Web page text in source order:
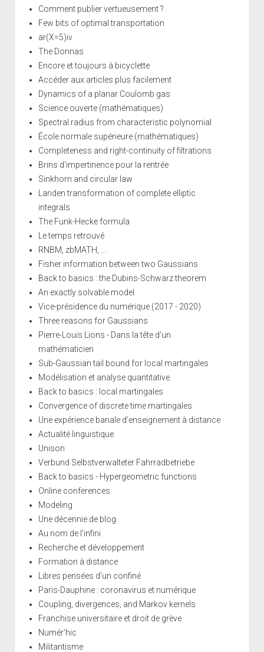
Comment publier vertueusement ?
Few bits of optimal transportation
ar(X=5)iv
The Donnas
Encore et toujours à bicyclette
Accéder aux articles plus facilement
Dynamics of a planar Coulomb gas
Science ouverte (mathématiques)
Spectral radius from characteristic polynomial
École normale supérieure (mathématiques)
Completeness and right-continuity of filtrations
Brins d'impertinence pour la rentrée
Sinkhorn and circular law
Landen transformation of complete elliptic
integrals
The Funk-Hecke formula
Le temps retrouvé
RNBM, zbMATH, ...
Fisher information between two Gaussians
Back to basics : the Dubins-Schwarz theorem
An exactly solvable model
Vice-présidence du numérique (2017 - 2020)
Three reasons for Gaussians
Pierre-Louis Lions - Dans la tête d'un
mathématicien
Sub-Gaussian tail bound for local martingales
Modélisation et analyse quantitative
Back to basics : local martingales
Convergence of discrete time martingales
Une expérience banale d'enseignement à distance
Actualité linguistique
Unison
Verbund Selbstverwalteter Fahrradbetriebe
Back to basics - Hypergeometric functions
Online conferences
Modeling
Une décennie de blog
Au nom de l'infini
Recherche et développement
Formation à distance
Libres pensées d'un confiné
Paris-Dauphine : coronavirus et numérique
Coupling, divergences, and Markov kernels
Franchise universitaire et droit de grève
Numér'hic
Militantisme